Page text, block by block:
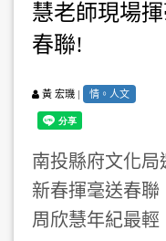
慧老師現場
春聯!
黃 宏璣 | 情。人文
南投縣府文化局
新春揮毫送春
周欣慧年紀最